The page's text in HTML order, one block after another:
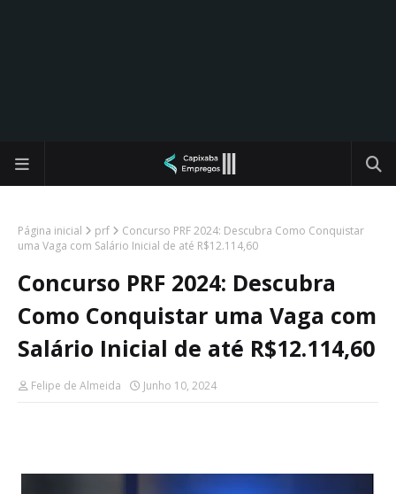
Página inicial prf
Concurso PRF 2024: Descubra Como Conquistar
uma Vaga com Salário Inicial de até R$12.114,60
Concurso PRF 2024: Descubra
Como Conquistar uma Vaga com
Salário Inicial de até R$12.114,60
Felipe de Almeida Junho 10, 2024